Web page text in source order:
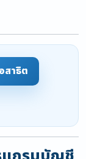
สาธิต